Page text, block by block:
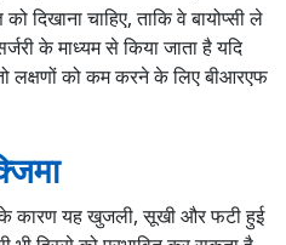
दिखाना चाहिए, ताकि वे बायोप्सी ले
के माध्यम से किया जाता है यदि
लक्षणों को कम करने के लिए बीआरएफ
कारण यह खुजली, सूखी और फटी हुई